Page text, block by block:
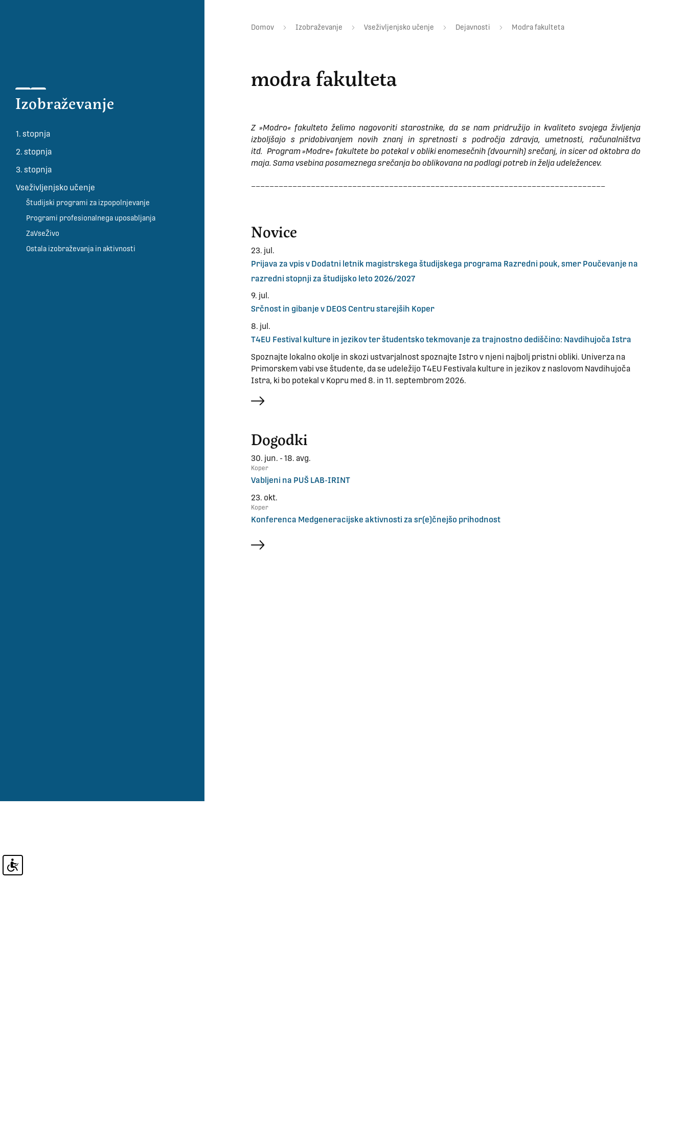
Izobraževanje
1. stopnja
2. stopnja
3. stopnja
Vseživljenjsko učenje
Študijski programi za izpopolnjevanje
Programi profesionalnega uposabljanja
ZaVseŽivo
Ostala izobraževanja in aktivnosti
Domov Izobraževanje Vseživljenjsko učenje Dejavnosti Modra fakulteta
modra fakulteta
Z »Modro« fakulteto želimo nagovoriti starostnike, da se nam pridružijo in kvaliteto svojega življenja
izboljšajo s pridobivanjem novih znanj in spretnosti s področja zdravja, umetnosti, računalništva
itd. Program »Modre« fakultete bo potekal v obliki enomesečnih (dvournih) srečanj, in sicer od oktobra do
maja. Sama vsebina posameznega srečanja bo oblikovana na podlagi potreb in želja udeležencev.
Novice
23. jul.
Prijava za vpis v Dodatni letnik magistrskega študijskega programa Razredni pouk, smer Poučevanje na
razredni stopnji za študijsko leto 2026/2027
9. jul.
Srčnost in gibanje v DEOS Centru starejših Koper
8. jul.
T4EU Festival kulture in jezikov ter študentsko tekmovanje za trajnostno dediščino: Navdihujoča Istra
Spoznajte lokalno okolje in skozi ustvarjalnost spoznajte Istro v njeni najbolj pristni obliki. Univerza na
Primorskem vabi vse študente, da se udeležijo T4EU Festivala kulture in jezikov z naslovom Navdihujoča
Istra, ki bo potekal v Kopru med 8. in 11. septembrom 2026.
več
Dogodki
30. jun. - 18. avg.
Koper
Vabljeni na PUŠ LAB-IRINT
23. okt.
Koper
Konferenca Medgeneracijske aktivnosti za sr(e)čnejšo prihodnost
več